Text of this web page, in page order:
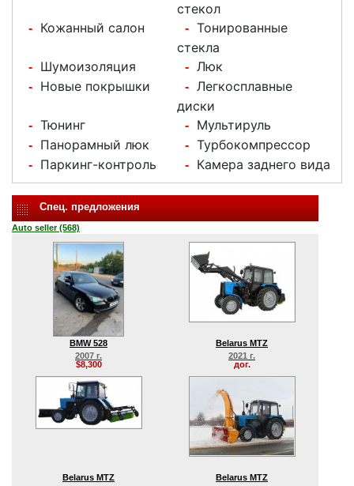
стекол
- Кожанный салон - Тонированные
стекла
- Шумоизоляция - Люк
- Новые покрышки - Легкосплавные
диски
- Тюнинг - Мультируль
- Панорамный люк - Турбокомпрессор
- Паркинг-контроль - Камера заднего вида
Спец. предложения
Auto seller (568)
BMW 528
2007 г.
$8,300
Belarus MTZ
2021 г.
дог.
Belarus MTZ
Belarus MTZ